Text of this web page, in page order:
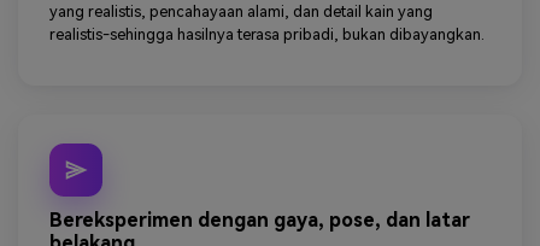
yang realistis, pencahayaan alami, dan detail kain yang
realistis-sehingga hasilnya terasa pribadi, bukan dibayangkan.
Bereksperimen dengan gaya, pose, dan latar